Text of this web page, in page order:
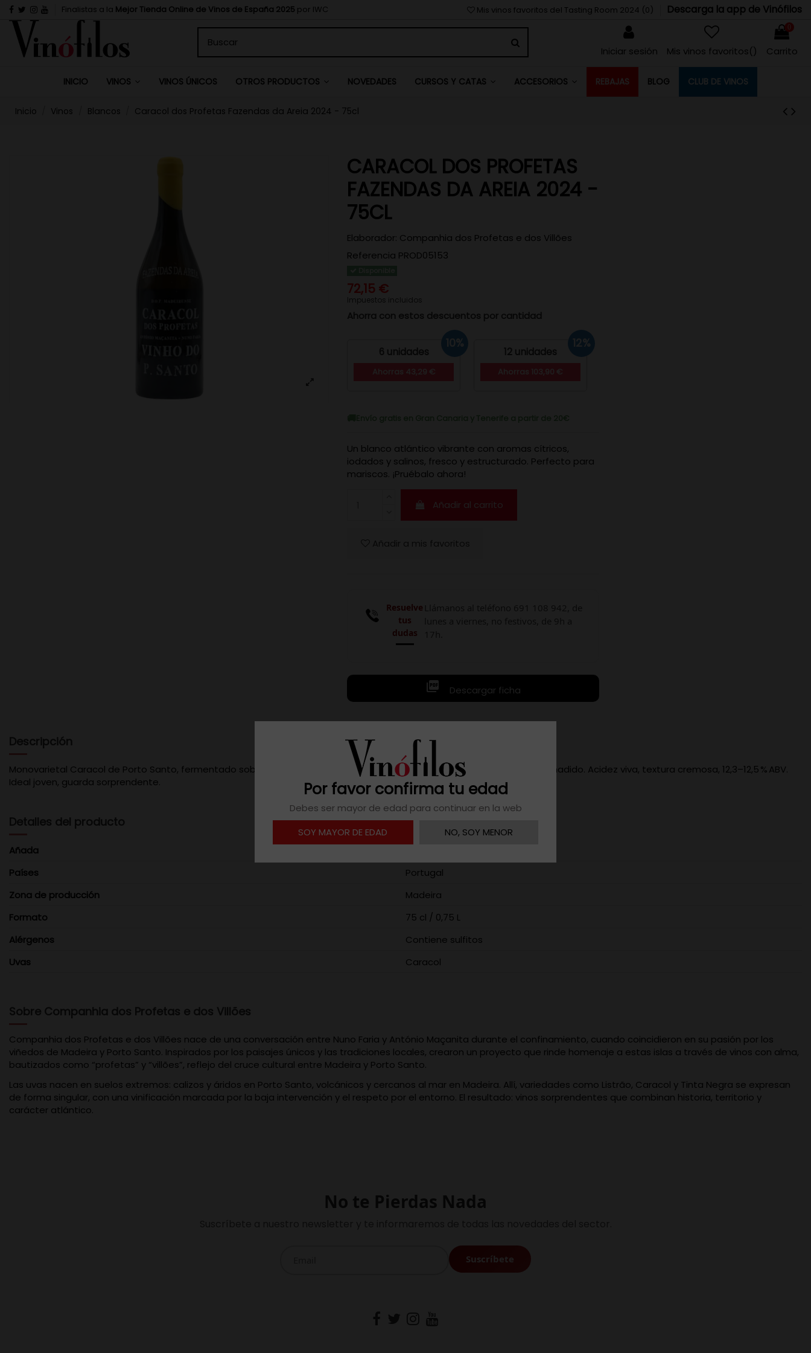
Por favor confirma tu edad
Debes ser mayor de edad para continuar en la web
SOY MAYOR DE EDAD
NO, SOY MENOR
Finalistas a la Mejor Tienda Online de Vinos de España 2025 por IWC Mis vinos favoritos del Tasting Room 2024 (0) Descarga la app de Vinófilos
Iniciar sesión Mis vinos favoritos() Carrito
INICIO VINOS VINOS ÚNICOS OTROS PRODUCTOS NOVEDADES CURSOS Y CATAS ACCESORIOS REBAJAS BLOG CLUB DE VINOS
Inicio Vinos Blancos Caracol dos Profetas Fazendas da Areia 2024 - 75cl
CARACOL DOS PROFETAS
FAZENDAS DA AREIA 2024 -
75CL
Elaborador: Companhia dos Profetas e dos Villões
Referencia PROD05153
72,15 €
Impuestos incluidos
Ahorra con estos descuentos por cantidad
6 unidades
10%
12 unidades
12%
Un blanco atlántico vibrante con aromas cítricos,
iodados y salinos, fresco y estructurado. Perfecto para
mariscos. ¡Pruébalo ahora!
Añadir al carrito
Resuelve
tus
dudas
 Descargar ficha
Descripción
Monovarietal Caracol de Porto Santo, fermentado sobre lías en acero inoxidable y roble durante 11 meses sin sulfuroso añadido. Acidez viva, textura cremosa, 12,3–12,5 % ABV.
Ideal joven, guarda sorprendente.
Detalles del producto
Añada
Países
Portugal
Zona de producción
Madeira
Formato
75 cl / 0,75 L
Alérgenos
Contiene sulfitos
Uvas
Caracol
Sobre Companhia dos Profetas e dos Villões
Companhia dos Profetas e dos Villões nace de una conversación entre Nuno Faria y António Maçanita durante el confinamiento, cuando coincidieron en su pasión por los
viñedos de Madeira y Porto Santo. Inspirados por los paisajes únicos y las tradiciones locales, crearon un proyecto que rinde homenaje a estas islas a través de vinos con alma,
bautizados como “profetas” y “villões”, reflejo del cruce cultural entre Madeira y Porto Santo.
Las uvas nacen en suelos extremos: calizos y áridos en Porto Santo, volcánicos y cercanos al mar en Madeira. Allí, variedades como Listrão, Caracol y Tinta Negra se expresan
de forma singular, con una vinificación marcada por la baja intervención y el respeto por el entorno. El resultado: vinos sorprendentes que combinan historia, territorio y
carácter atlántico.
No te Pierdas Nada